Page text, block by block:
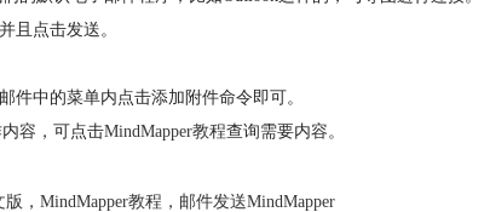
且点击发送。
件中的菜单内点击添加附件命令即可。
容，可点击MindMapper教程查询需要内容。
版 ， MindMapper教程 ， 邮件发送MindMapper